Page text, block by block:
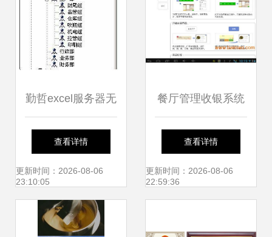
勤哲excel服务器无
代码实现食品包装
企业管理系统
查看详情
更新时间：2026-08-06
23:10:05
餐厅管理收银系统
思迅天店海城如何
赋能餐饮业高效运
查看详情
更新时间：2026-08-06
22:59:36